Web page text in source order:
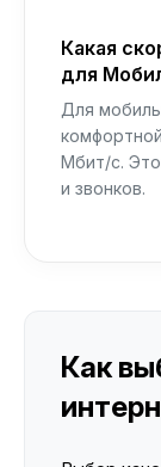
Какая
для
Для
Мбит/с.
и звонков.
Как